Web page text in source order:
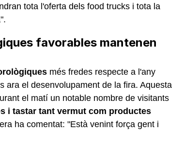
tota l'oferta dels food trucks i tota la
favorables mantenen
més fredes respecte a l'any
ara el desenvolupament de la fira. Aquesta
el matí un notable nombre de visitants
i tastar tant vermut com productes
ha comentat: "Està venint força gent i